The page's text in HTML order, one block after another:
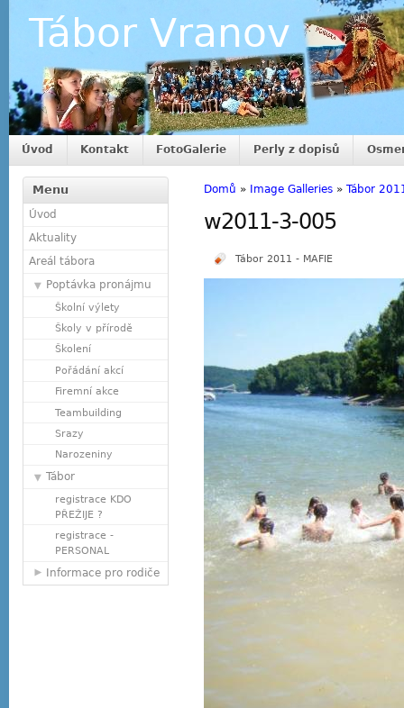
Tábor Vranov
Úvod Kontakt FotoGalerie Perly z dopisů
Menu
Úvod
Aktuality
Areál tábora
Poptávka pronájmu
Školní výlety
Školy v přírodě
Školení
Pořádání akcí
Firemní akce
Teambuilding
Srazy
Narozeniny
Tábor
registrace KDO
PŘEŽIJE ?
registrace -
PERSONAL
Informace pro rodiče
Domů » Image Galleries » Tábor
w2011-3-005
Tábor 2011 - MAFIE